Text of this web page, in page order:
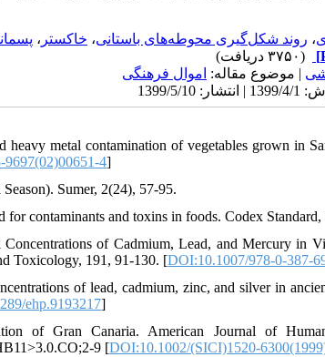
، روند شکل‌گیری محوطه‌های باستانی، خاکستر ،
(۳۷۵۰ دریافت)
| موضوع مقاله: اموال فرهنگی
metal contamination of vegetables grown in
4]
Sumer, 2(24), 57-95.
contaminants and toxins in foods. Codex
of Cadmium, Lead, and Mercury in
Toxicology, 191, 91-130. [DOI:10.1007/978-0-387-
of lead, cadmium, zinc, and silver in
ehp.9193217]
of Gran Canaria. American Journal of
9 [DOI:10.1002/(SICI)1520-